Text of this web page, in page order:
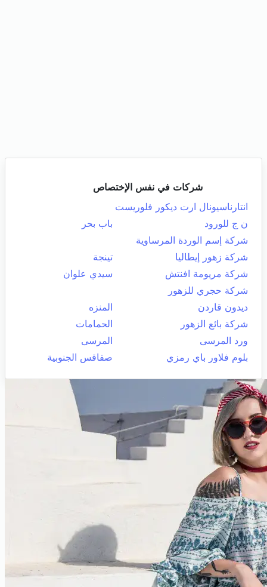
شركات في نفس الإختصاص
انتارناسيونال ارت ديكور فلوريست
ن ج للورود
باب بحر
شركة إسم الوردة المرساوية
شركة زهور إيطاليا
تينجة
شركة مريومة افنتش
سيدي علوان
شركة حجري للزهور
ديدون قاردن
المنزه
شركة بائع الزهور
الحمامات
ورد المرسى
المرسى
بلوم فلاور باي رمزي
صفاقس الجنوبية